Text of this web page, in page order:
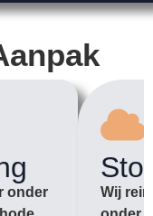
onder
Wij